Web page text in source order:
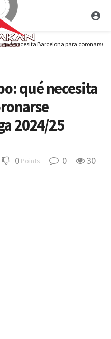
qué necesita Barcelona para coronarse
qué necesita
2024/25
0 Points 0 30